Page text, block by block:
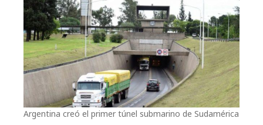
Argentina creó el primer túnel submarino de Sudamérica